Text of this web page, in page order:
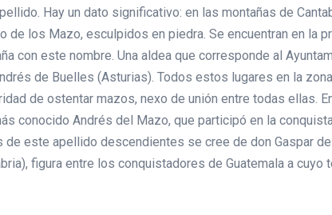
Hay un dato significativo: en las montañas de
los Mazo, esculpidos en piedra. Se encuentran en la
con este nombre. Una aldea que corresponde al
de Buelles (Asturias). Todos estos lugares en la
de ostentar mazos, nexo de unión entre todas ellas.
conocido Andrés del Mazo, que participó en la
este apellido descendientes se cree de don Gaspar
figura entre los conquistadores de Guatemala a cuyo